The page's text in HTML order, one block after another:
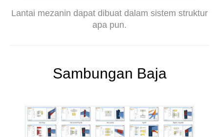
Lantai mezanin dapat dibuat dalam sistem struktur
apa pun.
Sambungan Baja